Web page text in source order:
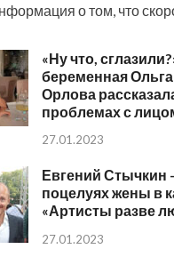
о том, что
«Ну что,
беременная Ольга
Орлова
проблемах с
27.01.2023
Евгений Стычкин
поцелуях жены в
«Артисты разве
27.01.2023